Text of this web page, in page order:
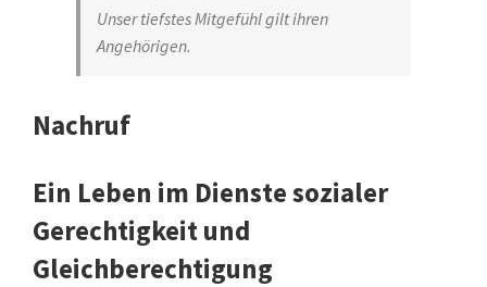
Unser tiefstes Mitgefühl gilt ihren
Angehörigen.
Nachruf
Ein Leben im Dienste sozialer
Gerechtigkeit und
Gleichberechtigung